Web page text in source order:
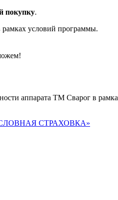
покупку.
рамках условий программы.
аппарата ТМ Сварог в
СТРАХОВКА»